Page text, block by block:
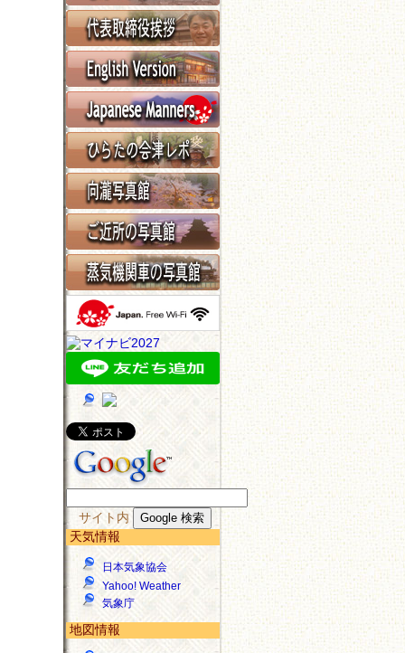
サイト内
天気情報
日本気象協会
Yahoo! Weather
気象庁
地図情報